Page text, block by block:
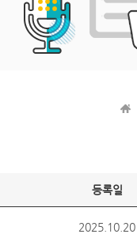
등록일
2025.10.20